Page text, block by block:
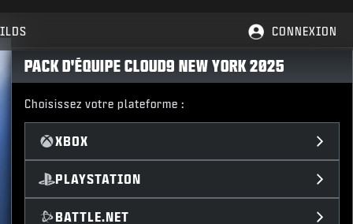
CONNEXION
PACK D'ÉQUIPE CLOUD9 NEW YORK 2025
Choisissez votre plateforme :
XBOX
PLAYSTATION
BATTLE.NET